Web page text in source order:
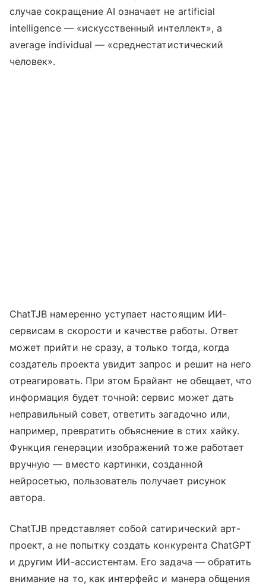
случае сокращение AI означает не artificial
intelligence — «искусственный интеллект», а
average individual — «среднестатистический
человек».
ChatTJB намеренно уступает настоящим ИИ-
сервисам в скорости и качестве работы. Ответ
может прийти не сразу, а только тогда, когда
создатель проекта увидит запрос и решит на него
отреагировать. При этом Брайант не обещает, что
информация будет точной: сервис может дать
неправильный совет, ответить загадочно или,
например, превратить объяснение в стих хайку.
Функция генерации изображений тоже работает
вручную — вместо картинки, созданной
нейросетью, пользователь получает рисунок
автора.
ChatTJB представляет собой сатирический арт-
проект, а не попытку создать конкурента ChatGPT
и другим ИИ-ассистентам. Его задача — обратить
внимание на то, как интерфейс и манера общения